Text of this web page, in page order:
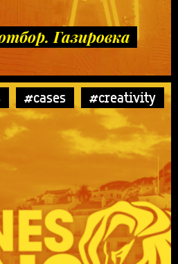
Газировка
#cases #creativity